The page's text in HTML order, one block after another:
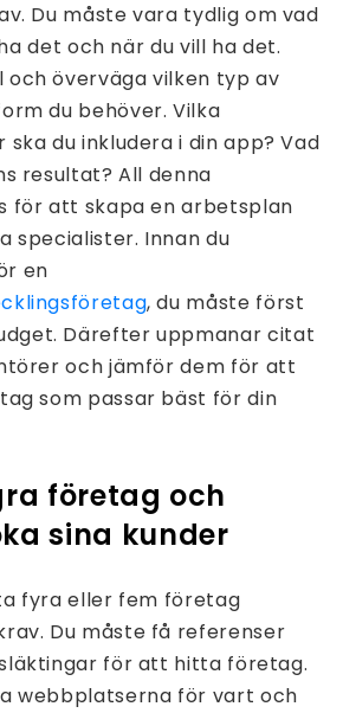
Du måste vara tydlig om vad
det och när du vill ha det.
och överväga vilken typ av
du behöver. Vilka
du inkludera i din app? Vad
resultat? All denna
för att skapa en arbetsplan
specialister. Innan du
en
, du måste först
Därefter uppmanar citat
och jämför dem för att
som passar bäst för din
företag och
sina kunder
fyra eller fem företag
Du måste få referenser
för att hitta företag.
webbplatserna för vart och